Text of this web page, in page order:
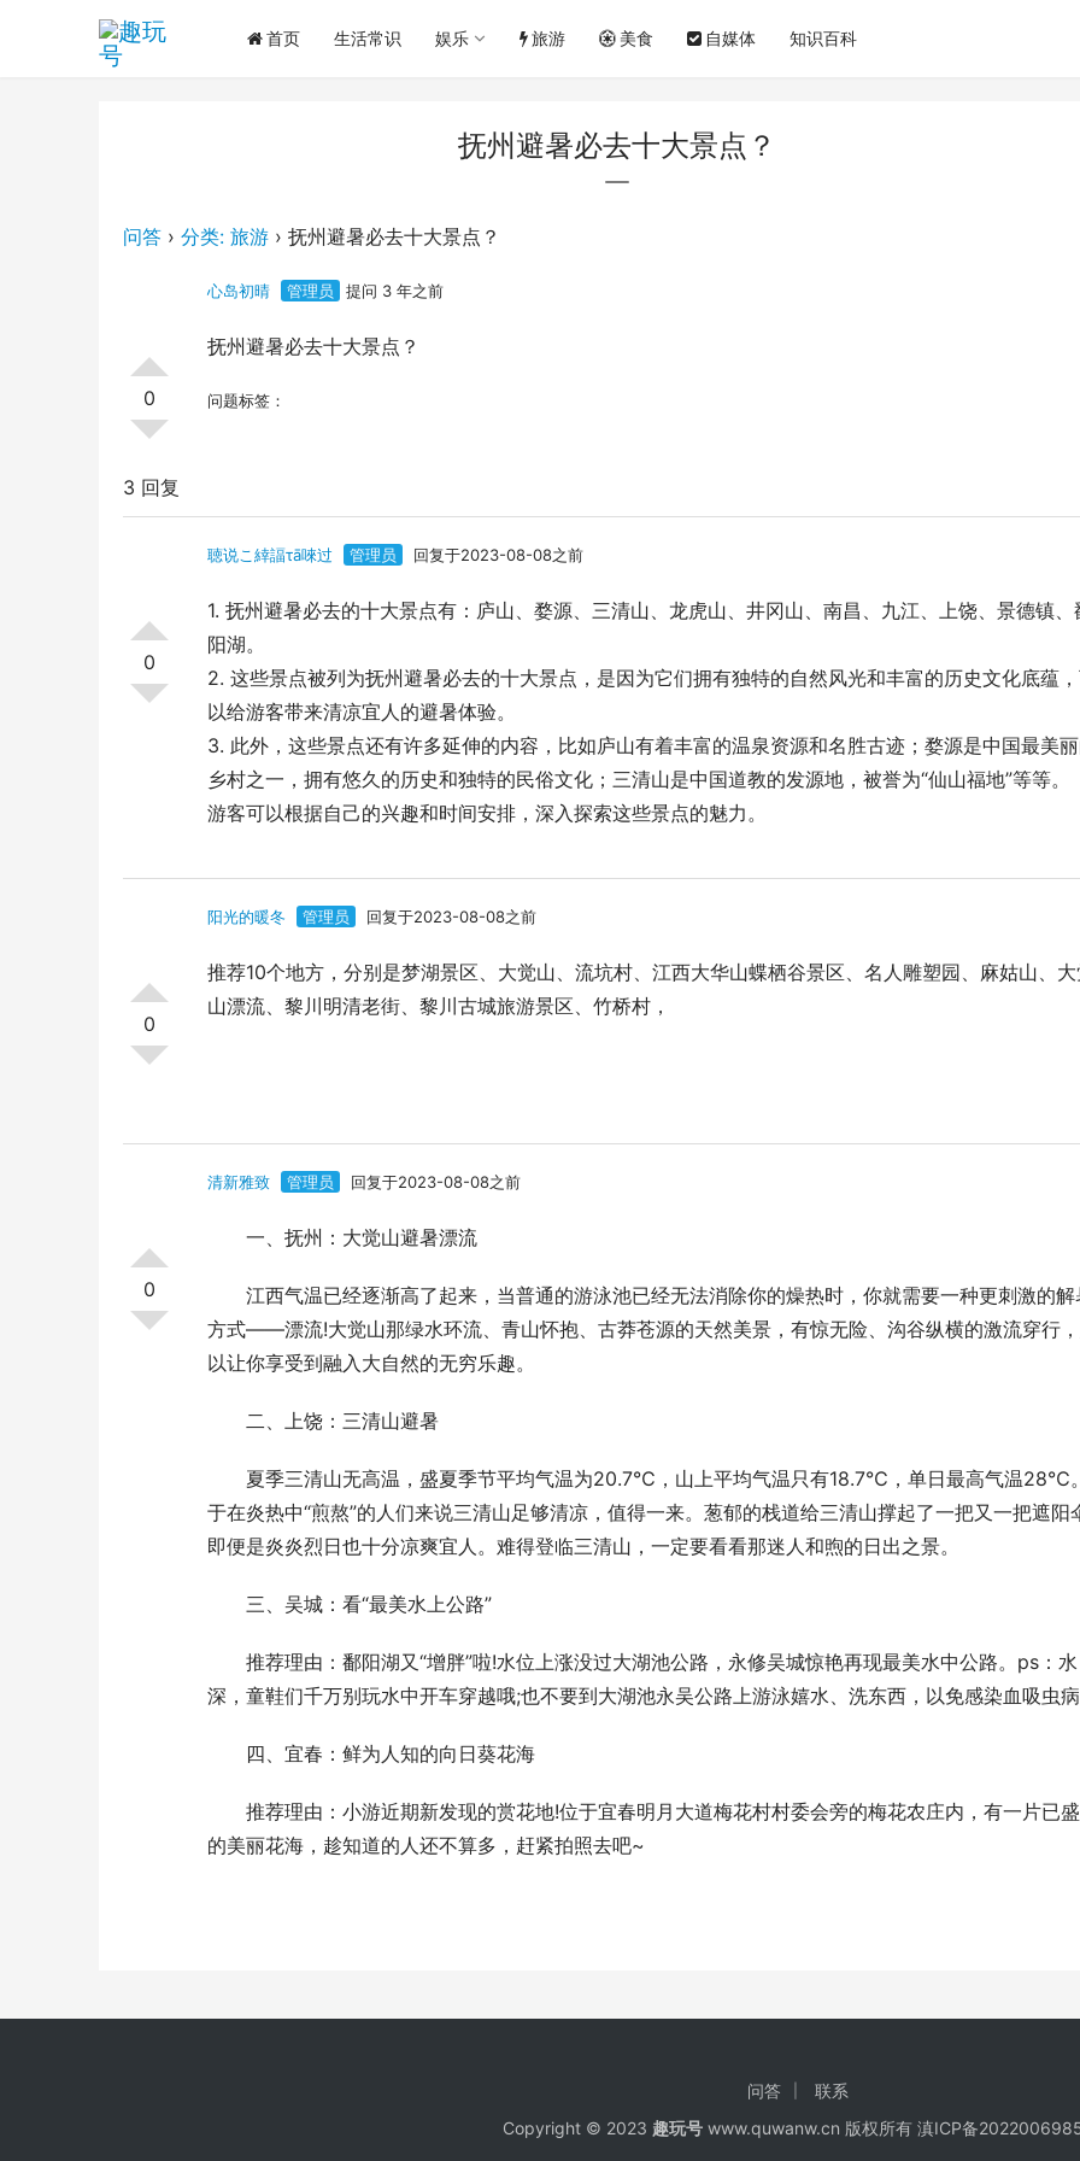
首页 生活常识 娱乐 旅游 美食 自媒体 知识百科
抚州避暑必去十大景点？
问答 › 分类: 旅游 › 抚州避暑必去十大景点？
0
心岛初晴 管理员 提问 3 年之前
抚州避暑必去十大景点？
问题标签：
3 回复
0
聴说こ緈諨τā唻过 管理员 回复于2023-08-08之前
1. 抚州避暑必去的十大景点有：庐山、婺源、三清山、龙虎山、井冈山、南昌、九江、上饶、景德镇、
阳湖。
2. 这些景点被列为抚州避暑必去的十大景点，是因为它们拥有独特的自然风光和丰富的历史文化底蕴
以给游客带来清凉宜人的避暑体验。
3. 此外，这些景点还有许多延伸的内容，比如庐山有着丰富的温泉资源和名胜古迹；婺源是中国最美
乡村之一，拥有悠久的历史和独特的民俗文化；三清山是中国道教的发源地，被誉为“仙山福地”等等。
游客可以根据自己的兴趣和时间安排，深入探索这些景点的魅力。
0
阳光的暖冬 管理员 回复于2023-08-08之前
推荐10个地方，分别是梦湖景区、大觉山、流坑村、江西大华山蝶栖谷景区、名人雕塑园、麻姑山、
山漂流、黎川明清老街、黎川古城旅游景区、竹桥村，
0
清新雅致 管理员 回复于2023-08-08之前
一、抚州：大觉山避暑漂流
江西气温已经逐渐高了起来，当普通的游泳池已经无法消除你的燥热时，你就需要一种更刺激的解
方式——漂流!大觉山那绿水环流、青山怀抱、古莽苍源的天然美景，有惊无险、沟谷纵横的激流穿行
以让你享受到融入大自然的无穷乐趣。
二、上饶：三清山避暑
夏季三清山无高温，盛夏季节平均气温为20.7℃，山上平均气温只有18.7℃，单日最高气温28℃
于在炎热中“煎熬”的人们来说三清山足够清凉，值得一来。葱郁的栈道给三清山撑起了一把又一把遮阳
即便是炎炎烈日也十分凉爽宜人。难得登临三清山，一定要看看那迷人和煦的日出之景。
三、吴城：看“最美水上公路”
推荐理由：鄱阳湖又“增胖”啦!水位上涨没过大湖池公路，永修吴城惊艳再现最美水中公路。ps：水
深，童鞋们千万别玩水中开车穿越哦;也不要到大湖池永吴公路上游泳嬉水、洗东西，以免感染血吸虫
四、宜春：鲜为人知的向日葵花海
推荐理由：小游近期新发现的赏花地!位于宜春明月大道梅花村村委会旁的梅花农庄内，有一片已
的美丽花海，趁知道的人还不算多，赶紧拍照去吧~
问答
联系
Copyright © 2023 趣玩号www.quwanw.cn 版权所有 滇ICP备